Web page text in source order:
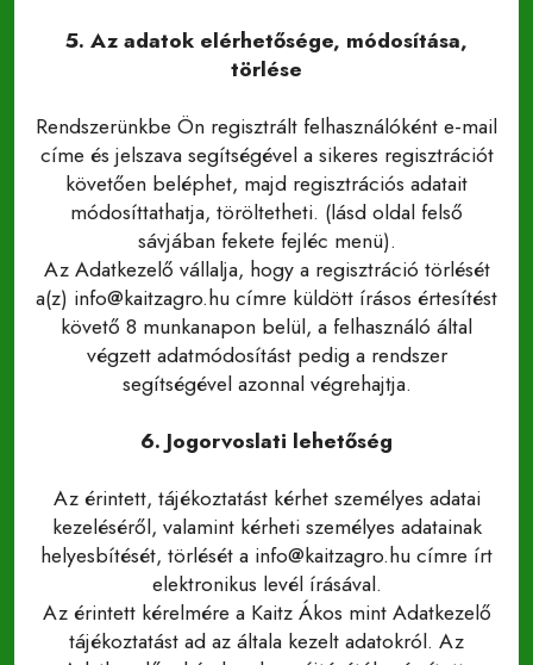
5. Az adatok elérhetősége, módosítása,
törlése
Rendszerünkbe Ön regisztrált felhasználóként e-mail
címe és jelszava segítségével a sikeres regisztrációt
követően beléphet, majd regisztrációs adatait
módosíttathatja, töröltetheti. (lásd oldal felső
sávjában fekete fejléc menü).
Az Adatkezelő vállalja, hogy a regisztráció törlését
a(z) info@kaitzagro.hu címre küldött írásos értesítést
követő 8 munkanapon belül, a felhasználó által
végzett adatmódosítást pedig a rendszer
segítségével azonnal végrehajtja.
6. Jogorvoslati lehetőség
Az érintett, tájékoztatást kérhet személyes adatai
kezeléséről, valamint kérheti személyes adatainak
helyesbítését, törlését a info@kaitzagro.hu címre írt
elektronikus levél írásával.
Az érintett kérelmére a Kaitz Ákos mint Adatkezelő
tájékoztatást ad az általa kezelt adatokról. Az